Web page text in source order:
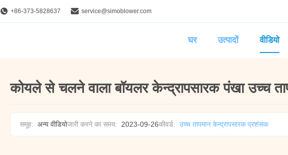
+86-373-5828637 service@simoblower.com
घर उत्पादों वीडियो
कोयले से चलने वाला बॉयलर केन्द्रापसारक पंखा उच्च
समूह: अन्य वीडियोजारी करने का समय: 2023-09-26कीवर्ड: उच्च तापमान केन्द्रापसारक प्रशंसक